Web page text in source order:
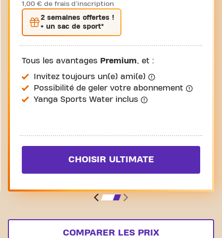
1,00 € de frais d'inscription
2 semaines offertes !
+ un sac de sport*
Tous les avantages Premium, et :
Invitez toujours un(e) ami(e)
Possibilité de geler votre abonnement
Yanga Sports Water inclus
CHOISIR ULTIMATE
COMPARER LES PRIX